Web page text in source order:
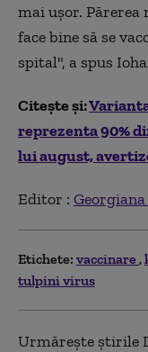
mai ușor. Părerea
face bine să se
spital", a spus
Citește și:
reprezenta 90%
lui august,
Editor :
Etichete: vaccinare
tulpini virus
Urmărește știrile